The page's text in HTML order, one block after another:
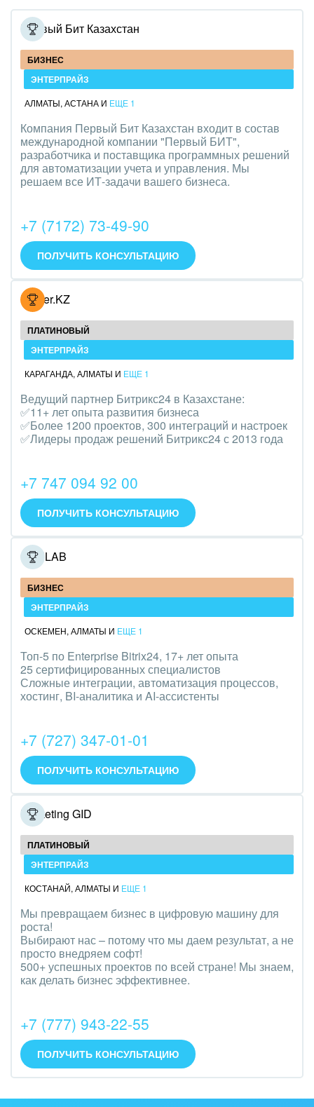
Внедрение онлайн-продаж
Внедрение онлайн-офиса / Интранета
Промышленность
СМИ, издательства, справочники
Страхование
Строительство, ремонт и благоустройство
Транспорт, Авиация, автобизнес
Трудоустройство
PR, маркетинг, реклама,
АПК и пищевая промышленность
Выставки, семинары, конференции
Горнодобывающая отрасль
Досуг, туризм и отдых
комплексов
Инвестиционный бизнес
IT, Интернет
Консалтинговые и управленческие услуги
Культурные события, спорт, шоу-бизнес
Логистика
Мебель, лес, деревообработка
Медицина и фармацевтика
Металлургия
Нефть, газ
Оборудование, техника
Полиграфия
Ритуальные услуги
Рынки и торговля
Финансы, бухгалтерия, банки
Химия и нефтехимия
Ювелирное дело
Юриспруденция
Первый Бит Казахстан
БИЗНЕС
ЭНТЕРПРАЙЗ
АЛМАТЫ, АСТАНА И ЕЩЕ 1
Компания Первый Бит Казахстан входит в состав
международной компании "Первый БИТ",
разработчика и поставщика программных решений
для автоматизации учета и управления. Мы
решаем все ИТ-задачи вашего бизнеса.
+7 (7172) 73-49-90
ПОЛУЧИТЬ КОНСУЛЬТАЦИЮ
Hoster.KZ
ПЛАТИНОВЫЙ
ЭНТЕРПРАЙЗ
КАРАГАНДА, АЛМАТЫ И ЕЩЕ 1
Ведущий партнер Битрикс24 в Казахстане:
✅11+ лет опыта развития бизнеса
✅Более 1200 проектов, 300 интеграций и настроек
✅Лидеры продаж решений Битрикс24 с 2013 года
+7 747 094 92 00
ПОЛУЧИТЬ КОНСУЛЬТАЦИЮ
ONELAB
БИЗНЕС
ЭНТЕРПРАЙЗ
ОСКЕМЕН, АЛМАТЫ И ЕЩЕ 1
Топ-5 по Enterprise Bitrix24, 17+ лет опыта
25 сертифицированных специалистов
Сложные интеграции, автоматизация процессов,
хостинг, BI-аналитика и AI-ассистенты
+7 (727) 347-01-01
ПОЛУЧИТЬ КОНСУЛЬТАЦИЮ
Marketing GID
ПЛАТИНОВЫЙ
ЭНТЕРПРАЙЗ
КОСТАНАЙ, АЛМАТЫ И ЕЩЕ 1
Мы превращаем бизнес в цифровую машину для
роста!
Выбирают нас – потому что мы даем результат, а не
просто внедряем софт!
500+ успешных проектов по всей стране! Мы знаем,
как делать бизнес эффективнее.
+7 (777) 943-22-55
ПОЛУЧИТЬ КОНСУЛЬТАЦИЮ